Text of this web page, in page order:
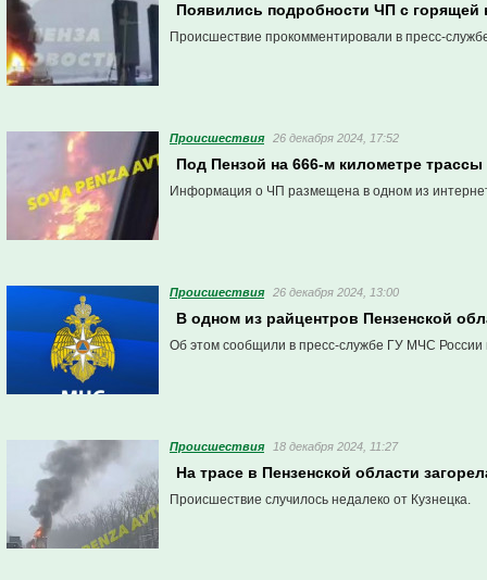
Появились подробности ЧП с горящей
Происшествие прокомментировали в пресс-
Проиcшествия 26 декабря 2024, 17:52
Под Пензой на 666-м километре
Информация о ЧП размещена в одном из
Проиcшествия 26 декабря 2024, 13:00
В одном из райцентров Пензенской
Об этом сообщили в пресс-службе ГУ МЧС России
Проиcшествия 18 декабря 2024, 11:27
На трасе в Пензенской области
Происшествие случилось недалеко от Кузнецка.